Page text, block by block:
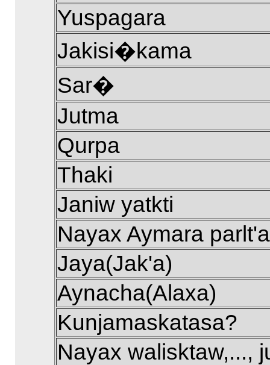
Yuspagara
Jakisi�kama
Sar�
Jutma
Qurpa
Thaki
Janiw yatkti
Nayax Aymara
Jaya(Jak'a)
Aynacha(Alaxa)
Kunjamaskatasa?
Nayax walisktaw,...,